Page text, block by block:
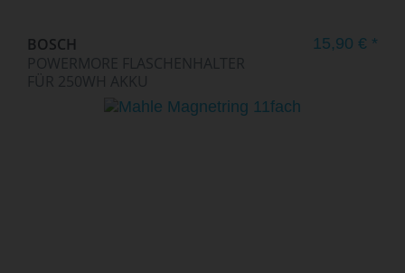
BOSCH
POWERMORE FLASCHENHALTER
FÜR 250WH AKKU
15,90 € *